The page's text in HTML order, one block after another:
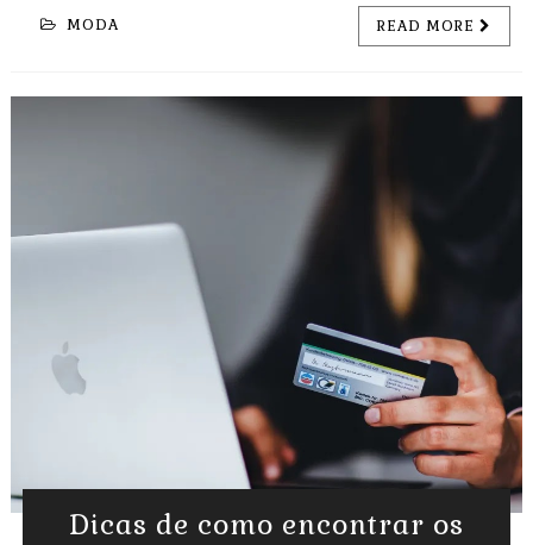
MODA READ MORE
Dicas de como encontrar os